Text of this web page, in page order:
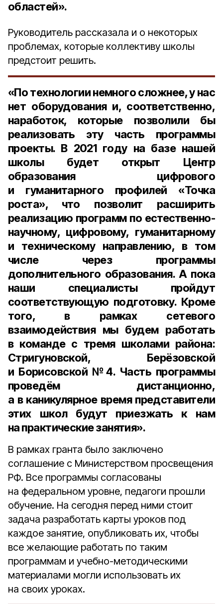
областей».
Руководитель рассказала и о некоторых
проблемах, которые коллективу школы
предстоит решить.
«По технологии немного сложнее, у нас
нет оборудования и, соответственно,
наработок, которые позволили бы
реализовать эту часть программы
проекты. В 2021 году на базе нашей
школы будет открыт Центр
образования цифрового
и гуманитарного профилей «Точка
роста», что позволит расширить
реализацию программ по естественно-
научному, цифровому, гуманитарному
и техническому направлению, в том
числе через программы
дополнительного образования. А пока
наши специалисты пройдут
соответствующую подготовку. Кроме
того, в рамках сетевого
взаимодействия мы будем работать
в команде с тремя школами района:
Стригуновской, Берёзовской
и Борисовской №4. Часть программы
проведём дистанционно,
а в каникулярное время представители
этих школ будут приезжать к нам
на практические занятия».
В рамках гранта было заключено
соглашение с Министерством просвещения
РФ. Все программы согласованы
на федеральном уровне, педагоги прошли
обучение. На сегодня перед ними стоит
задача разработать карты уроков под
каждое занятие, опубликовать их, чтобы
все желающие работать по таким
программам и учебно-методическими
материалами могли использовать их
на своих уроках.